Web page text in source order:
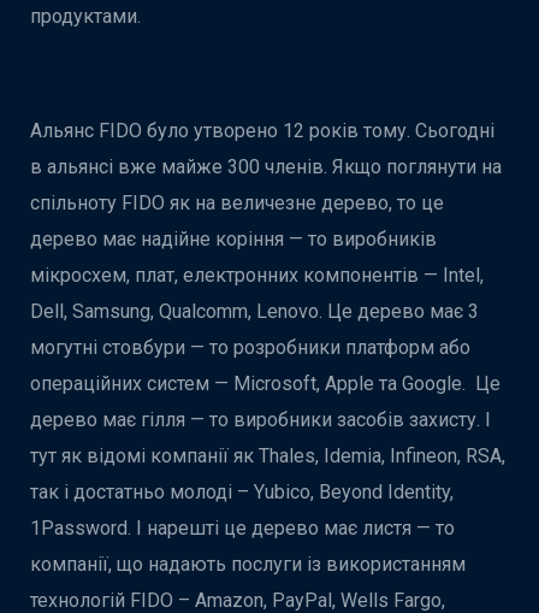
продуктами.
Альянс FIDO було утворено 12 років тому. Сьогодні
в альянсі вже майже 300 членів. Якщо поглянути на
спільноту FIDO як на величезне дерево, то це
дерево має надійне коріння — то виробників
мікросхем, плат, електронних компонентів — Intel,
Dell, Samsung, Qualcomm, Lenovo. Це дерево має 3
могутні стовбури — то розробники платформ або
операційних систем — Microsoft, Apple та Google. Це
дерево має гілля — то виробники засобів захисту. І
тут як відомі компанії як Thales, Idemia, Infineon, RSA,
так і достатньо молоді – Yubico, Beyond Identity,
1Password. І нарешті це дерево має листя — то
компанії, що надають послуги із використанням
технологій FIDO – Amazon, PayPal, Wells Fargo,